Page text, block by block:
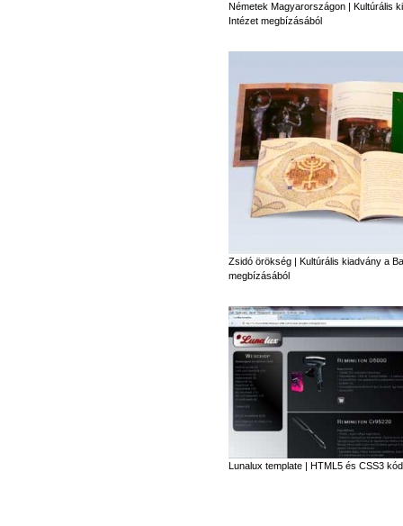
Németek Magyarországon | Kultúrális
Intézet megbízásából
Zsidó örökség | Kultúrális kiadvány a
megbízásából
Lunalux template | HTML5 és CSS3